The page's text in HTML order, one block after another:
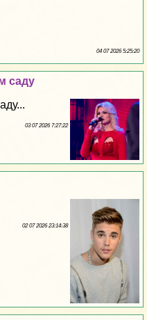
04 07 2026 5:25:20
саду
03 07 2026 7:27:22
02 07 2026 23:14:38